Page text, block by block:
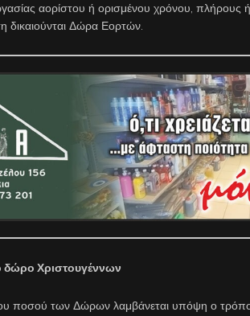
αορίστου ή ορισμένου χρόνου, πλήρους
δικαιούνται Δώρα Εορτών.
δώρο Χριστουγέννων
ποσού των Δώρων λαμβάνεται υπόψη ο